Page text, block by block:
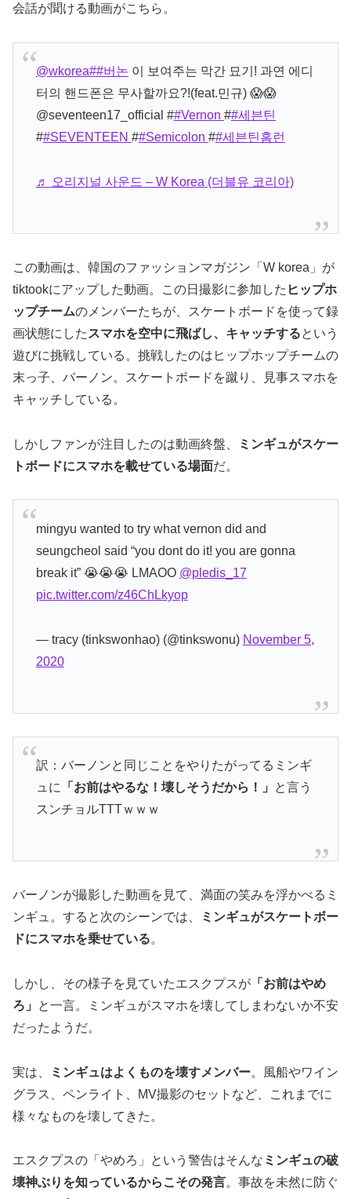
会話が聞ける動画がこちら。
@wkorea##버논 이 보여주는 막간 묘기! 과연 에디
터의 핸드폰은 무사할까요?!(feat.민규) 😱😱
@seventeen17_official ##Vernon ##세븐틴
##SEVENTEEN ##Semicolon ##세븐틴홈런
♬ 오리지널 사운드 – W Korea (더블유 코리아)
この動画は、韓国のファッションマガジン「W korea」が
tiktookにアップした動画。この日撮影に参加した ヒップホ
ップチームのメンバーたちが、スケートボードを使って録
画状態にした スマホを空中に飛ばし、キャッチするという
遊びに挑戦している。挑戦したのはヒップホップチームの
末っ子、バーノン。スケートボードを蹴り、見事スマホを
キャッチしている。
しかしファンが注目したのは動画終盤、
ミンギュがスケー
トボードにスマホを載せている場面だ。
mingyu wanted to try what vernon did and
seungcheol said “you dont do it! you are gonna
break it” 😭😭😭 LMAOO @pledis_17
pic.twitter.com/z46ChLkyop
— tracy (tinkswonhao) (@tinkswonu) November 5,
2020
訳：バーノンと同じことをやりたがってるミンギ
ュに
「お前はやるな！壊しそうだから！」
と言う
スンチョルTTTｗｗｗ
バーノンが撮影した動画を見て、満面の笑みを浮かべるミ
ンギュ。すると次のシーンでは、
ミンギュがスケートボー
ドにスマホを乗せている。
しかし、その様子を見ていたエスクプスが 「お前はやめ
ろ」
と一言。ミンギュがスマホを壊してしまわないか不安
だったようだ。
実は、 ミンギュはよくものを壊すメンバー。風船やワイン
グラス、ペンライト、MV撮影のセットなど、これまでに
様々なものを壊してきた。
エスクプスの「やめろ」という警告はそんな ミンギュの破
壊神ぶりを知っているからこその発言。事故を未然に防ぐ